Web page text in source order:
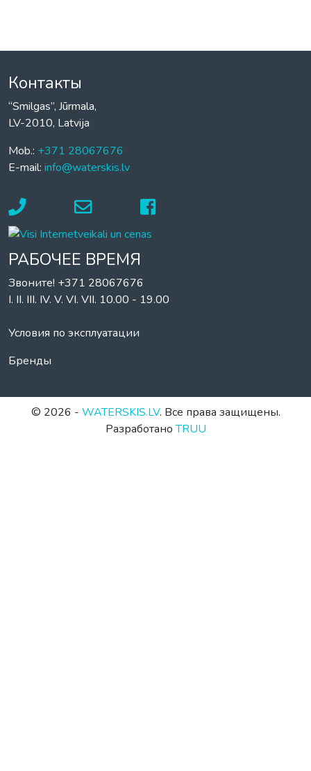
Контакты
“Smilgas”, Jūrmala,
LV-2010, Latvija
Mob.: +371 28067676
E-mail: info@waterskis.lv
РАБОЧЕЕ ВРЕМЯ
Звоните! +371 28067676
I. II. III. IV. V. VI. VII. 10.00 - 19.00
Условия по эксплуатации
Бренды
© 2026 - WATERSKIS.LV. Все права защищены.
РазработаноTRUU